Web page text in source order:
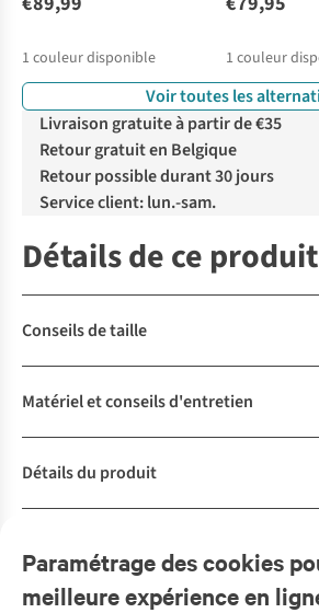
1 couleur disponible 1 couleur
Voir toutes les
Livraison gratuite à partir de €35
Retour gratuit en Belgique
Retour possible durant 30 jours
Service client: lun.-sam.
Détails de ce produit
Conseils de taille
Matériel et conseils d'entretien
Détails du produit
Paramétrage des cookies
meilleure expérience en